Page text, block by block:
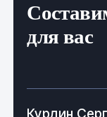
небольшом
линейной усадки:
и физические
для вас
Курдин